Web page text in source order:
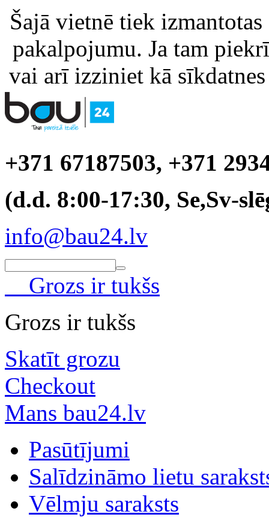
Šajā vietnē tiek
pakalpojumu. Ja tam
vai arī izziniet kā
+371 67187503, +371
(d.d. 8:00-17:30, Se,Sv-
info@bau24.lv
Grozs ir tukšs
Grozs ir tukšs
Skatīt grozu
Checkout
Mans bau24.lv
Pasūtījumi
Salīdzināmo lietu
Vēlmju saraksts